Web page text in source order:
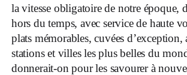
la vitesse obligatoire de notre époque,
hors du temps, avec service de haute
plats mémorables, cuvées d’exception,
stations et villes les plus belles du
donnerait-on pour les savourer à